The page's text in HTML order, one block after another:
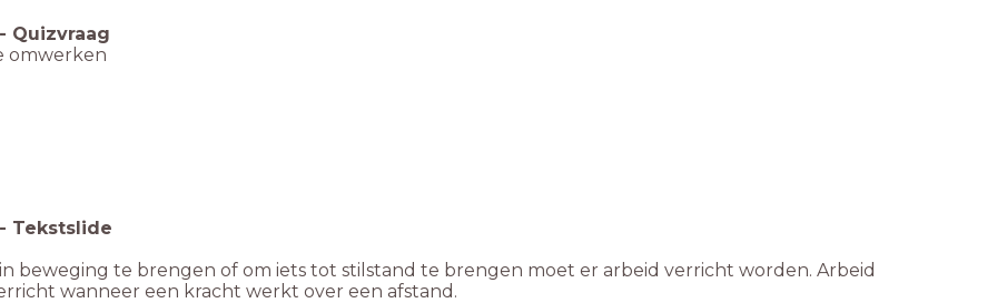
- Quizvraag
omwerken
- Tekstslide
beweging te brengen of om iets tot stilstand te brengen moet er arbeid verricht worden. Arbeid
wanneer een kracht werkt over een afstand.